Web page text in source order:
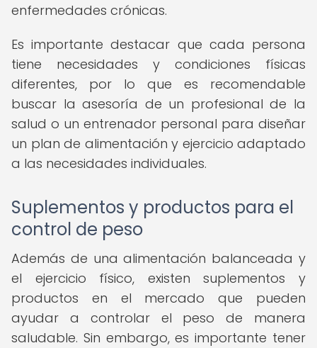
enfermedades crónicas.
Es importante destacar que cada persona
tiene necesidades y condiciones físicas
diferentes, por lo que es recomendable
buscar la asesoría de un profesional de la
salud o un entrenador personal para diseñar
un plan de alimentación y ejercicio adaptado
a las necesidades individuales.
Suplementos y productos para el
control de peso
Además de una alimentación balanceada y
el ejercicio físico, existen suplementos y
productos en el mercado que pueden
ayudar a controlar el peso de manera
saludable. Sin embargo, es importante tener